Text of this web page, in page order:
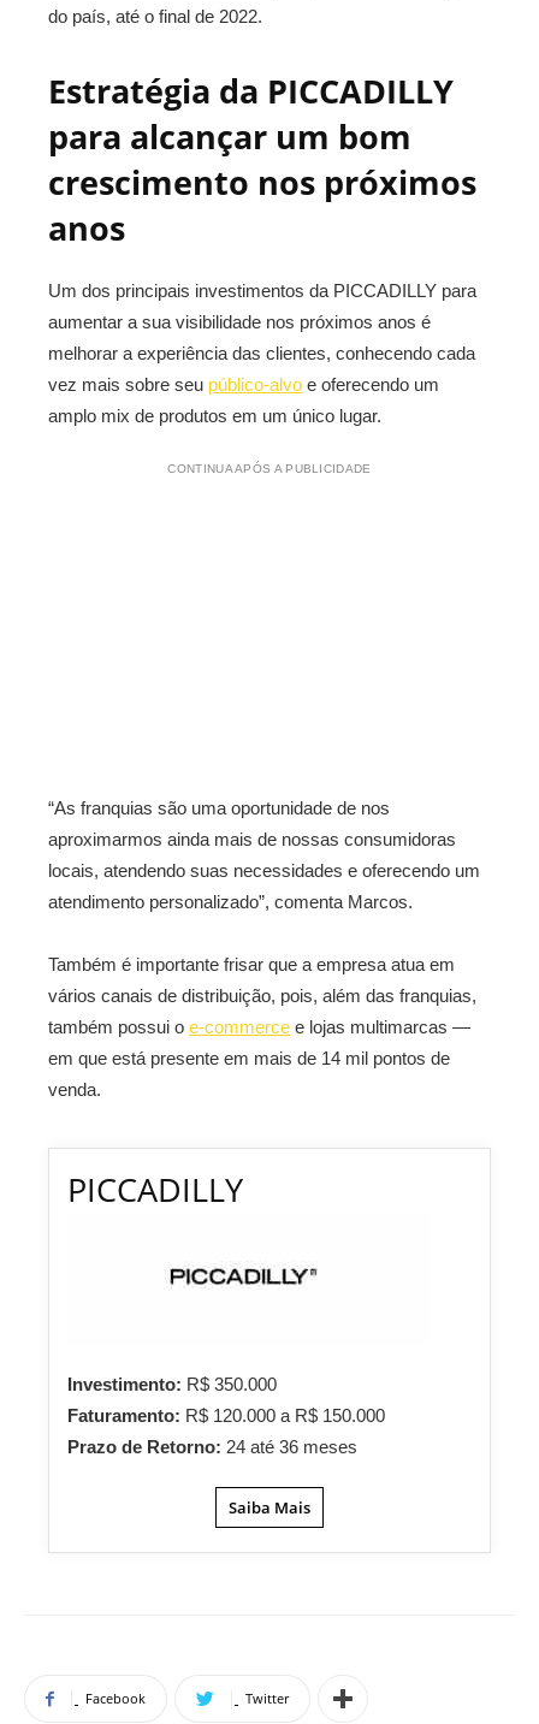
do país, até o final de 2022.
Estratégia da PICCADILLY
para alcançar um bom
crescimento nos próximos
anos
Um dos principais investimentos da PICCADILLY para
aumentar a sua visibilidade nos próximos anos é
melhorar a experiência das clientes, conhecendo cada
vez mais sobre seu público-alvo e oferecendo um
amplo mix de produtos em um único lugar.
CONTINUA APÓS A PUBLICIDADE
“As franquias são uma oportunidade de nos
aproximarmos ainda mais de nossas consumidoras
locais, atendendo suas necessidades e oferecendo um
atendimento personalizado”, comenta Marcos.
Também é importante frisar que a empresa atua em
vários canais de distribuição, pois, além das franquias,
também possui o e-commerce e lojas multimarcas —
em que está presente em mais de 14 mil pontos de
venda.
PICCADILLY
Investimento: R$ 350.000
Faturamento: R$ 120.000 a R$ 150.000
Prazo de Retorno: 24 até 36 meses
Saiba Mais
Facebook Twitter